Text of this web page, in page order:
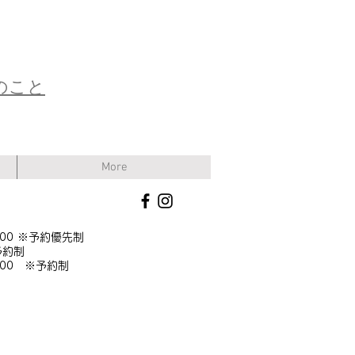
こと
More
※予約優先制
※予約制